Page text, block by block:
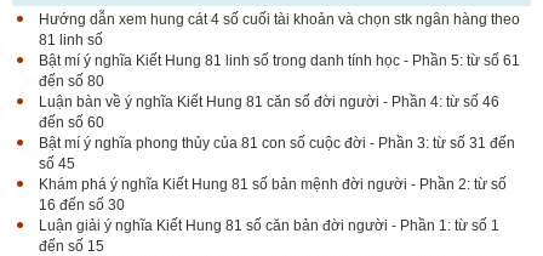
Hướng dẫn xem hung cát 4 số cuối tài khoản và chọn stk ngân hàng theo
81 linh số
Bật mí ý nghĩa Kiết Hung 81 linh số trong danh tính học - Phần 5: từ số 61
đến số 80
Luận bàn về ý nghĩa Kiết Hung 81 căn số đời người - Phần 4: từ số 46
đến số 60
Bật mí ý nghĩa phong thủy của 81 con số cuộc đời - Phần 3: từ số 31 đến
số 45
Khám phá ý nghĩa Kiết Hung 81 số bản mệnh đời người - Phần 2: từ số
16 đến số 30
Luận giải ý nghĩa Kiết Hung 81 số căn bản đời người - Phần 1: từ số 1
đến số 15